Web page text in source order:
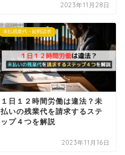
2023年11月28日
未払残業代・給料請求
１日１２時間労働は違法？未
払いの残業代を請求するステ
ップ４つを解説
2023年11月16日